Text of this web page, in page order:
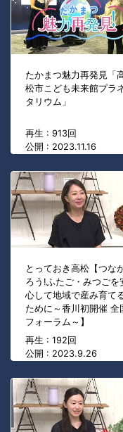
たかまつ魅力再発見「
松市こども未来館プラ
タリウム」
再生 : 913回
公開 : 2023.11.16
とっておき高松【つな
ろう!ふたご・みつごを
心して地域で産み育て
ために～香川初開催 全
フォーラム～】
再生 : 192回
公開 : 2023.9.26